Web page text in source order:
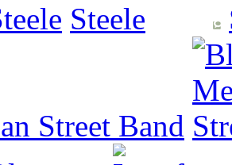
Street Band